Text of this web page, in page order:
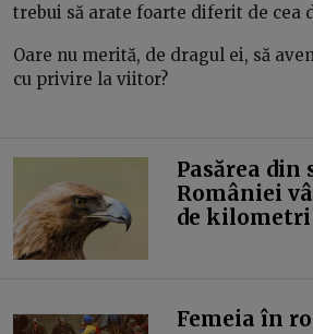
trebui să arate foarte diferit de cea
Oare nu merită, de dragul ei, să
cu privire la viitor?
Pasărea din
României
de kilometri
Femeia în